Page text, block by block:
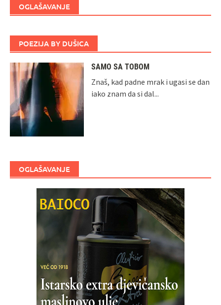
OGLAŠAVANJE
POEZIJA BY DUŠICA
SAMO SA TOBOM
Znaš, kad padne mrak i ugasi se dan
iako znam da si dal...
OGLAŠAVANJE